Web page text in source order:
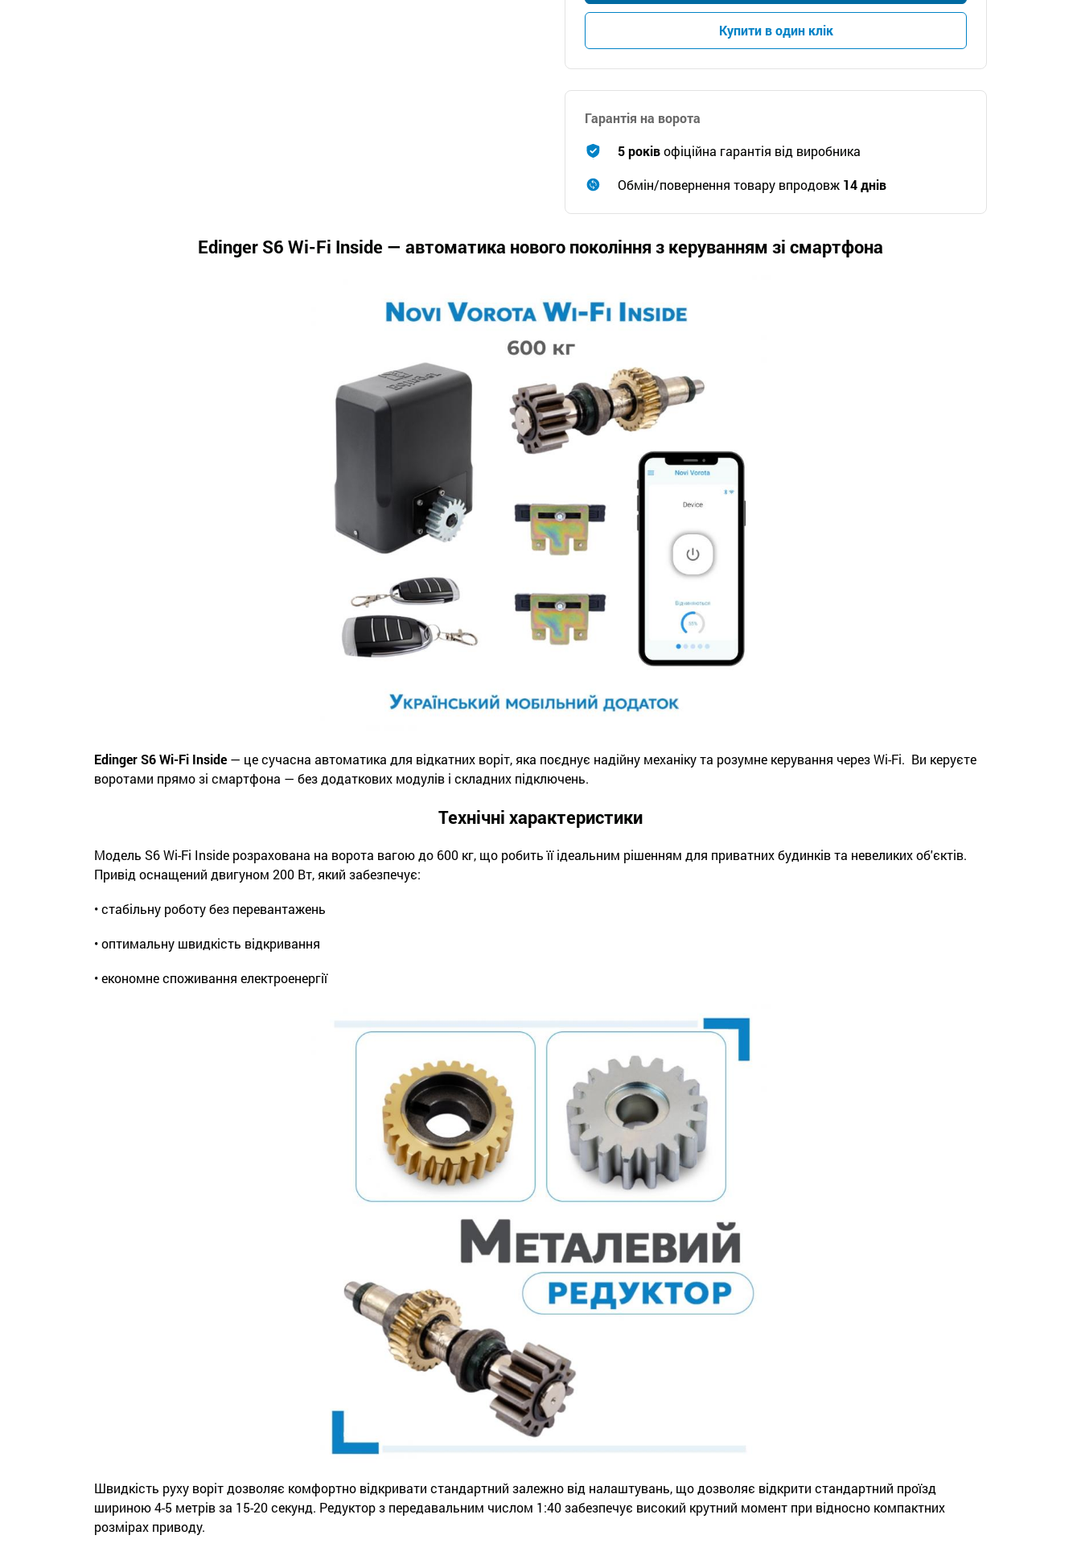
Купити в один клік
Гарантія на ворота
5 роківофіційна гарантія від виробника
Обмін/повернення товару впродовж 14 днів
Edinger S6 Wi-Fi Inside — автоматика нового покоління з керуванням зі смартфона
Edinger S6 Wi-Fi Inside — це сучасна автоматика для відкатних воріт, яка поєднує надійну механіку та розумне керування через Wi-Fi. Ви керуєте
воротами прямо зі смартфона — без додаткових модулів і складних підключень.
Технічні характеристики
Модель S6 Wi-Fi Inside розрахована на ворота вагою до 600 кг, що робить її ідеальним рішенням для приватних будинків та невеликих об'єктів.
Привід оснащений двигуном 200 Вт, який забезпечує:
• стабільну роботу без перевантажень
• оптимальну швидкість відкривання
• економне споживання електроенергії
Швидкість руху воріт дозволяє комфортно відкривати стандартний залежно від налаштувань, що дозволяє відкрити стандартний проїзд
шириною 4-5 метрів за 15-20 секунд. Редуктор з передавальним числом 1:40 забезпечує високий крутний момент при відносно компактних
розмірах приводу.